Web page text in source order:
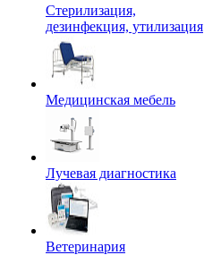
Стерилизация,
дезинфекция, утилизация
Медицинская мебель
Лучевая диагностика
Ветеринария